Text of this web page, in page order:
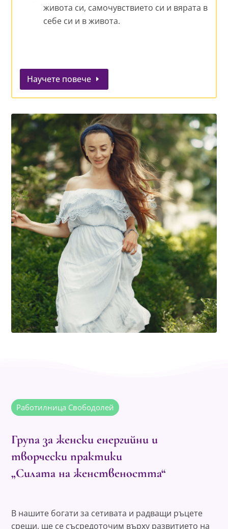
живота си, самочувствието си и вярата в
себе си и в живота.
Научете повече
Работилница Свободолей
Група за женски енергийни и
творчески практики
„Силата на женствеността“
В нашите богати за сетивата и радващи ръцете
срещи, ще се съсредоточим върху развитието на